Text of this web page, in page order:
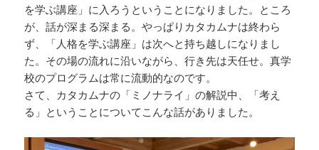
を学ぶ講座」に入ろうということになりました。ところ
が、話が深まる深まる。やっぱりカタカムナは終わら
ず、「人格を学ぶ講座」は次へと持ち越しになりまし
た。その場の流れに沿いながら、行き先は天任せ。真学
校のプログラムは常に流動的なのです。
さて、カタカムナの「ミノナライ」の解説中、「考え
る」ということについてこんな話がありました。